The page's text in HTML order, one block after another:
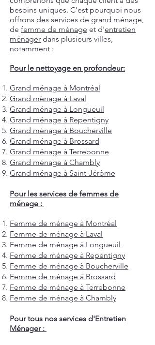
besoins uniques. C'est pourquoi nous
offrons des services de grand ménage,
de femme de ménage et d'entretien
ménager dans plusieurs villes,
notamment :
Pour le nettoyage en profondeur:
Grand ménage à Montréal
Grand ménage à Laval
Grand ménage à Longueuil
Grand ménage à Repentigny
Grand ménage à Boucherville
Grand ménage à Brossard
Grand ménage à Terrebonne
Grand ménage à Chambly
Grand ménage à Saint-Jérôme
Pour les services de femmes de
ménage :
Femme de ménage à Montréal
Femme de ménage à Laval
Femme de ménage à Longueuil
Femme de ménage à Repentigny
Femme de ménage à Boucherville
Femme de ménage à Brossard
Femme de ménage à Terrebonne
Femme de ménage à Chambly
Pour tous nos services d'Entretien
Ménager :